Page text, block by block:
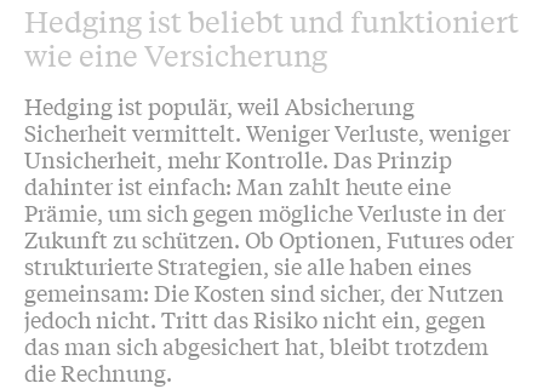
Hedging ist beliebt und funktioniert
wie eine Versicherung
Hedging ist populär, weil Absicherung
Sicherheit vermittelt. Weniger Verluste, weniger
Unsicherheit, mehr Kontrolle. Das Prinzip
dahinter ist einfach: Man zahlt heute eine
Prämie, um sich gegen mögliche Verluste in der
Zukunft zu schützen. Ob Optionen, Futures oder
strukturierte Strategien, sie alle haben eines
gemeinsam: Die Kosten sind sicher, der Nutzen
jedoch nicht. Tritt das Risiko nicht ein, gegen
das man sich abgesichert hat, bleibt trotzdem
die Rechnung.